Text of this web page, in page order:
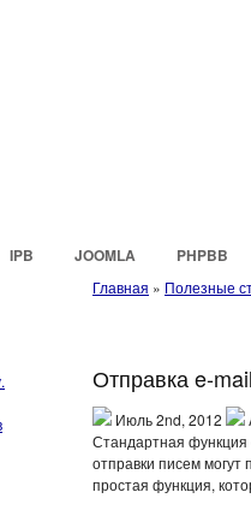
IPB JOOMLA PHPBB
Главная » Полезные
Отправка e-
Июль 2nd, 2012
Стандартная функция
отправки писем
простая функция,